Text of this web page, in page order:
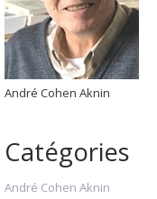
André Cohen Aknin
Catégories
André Cohen Aknin